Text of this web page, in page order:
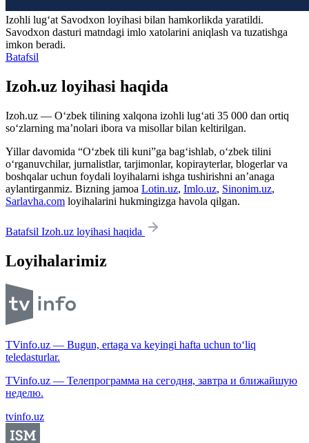
Izohli lugʻat Savodxon loyihasi bilan hamkorlikda yaratildi.
Savodxon dasturi matndagi imlo xatolarini aniqlash va tuzatishga
imkon beradi.
Batafsil
Izoh.uz loyihasi haqida
Izoh.uz — O‘zbek tilining xalqona izohli lug‘ati 35 000 dan ortiq
so‘zlarning ma’nolari ibora va misollar bilan keltirilgan.
Yillar davomida “O‘zbek tili kuni”ga bag‘ishlab, o‘zbek tilini
o‘rganuvchilar, jurnalistlar, tarjimonlar, kopirayterlar, blogerlar va
boshqalar uchun foydali loyihalarni ishga tushirishni an’anaga
aylantirganmiz. Bizning jamoa Lotin.uz, Imlo.uz, Sinonim.uz,
Sarlavha.com loyihalarini hukmingizga havola qilgan.
Batafsil Izoh.uz loyihasi haqida
Loyihalarimiz
TVinfo.uz — Bugun, ertaga va keyingi hafta uchun to‘liq
teledasturlar.
TVinfo.uz — Телепрограмма на сегодня, завтра и ближайшую
неделю.
tvinfo.uz